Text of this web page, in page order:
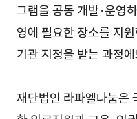
그램을 공동 개발·운영
영에 필요한 장소를 지
기관 지정을 받는 과정
재단법인 라파엘나눔은